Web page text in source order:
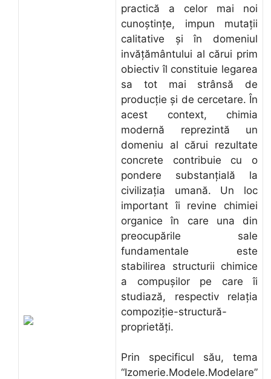
practică a celor mai noi
cunoştinţe, impun mutaţii
calitative şi în domeniul
invăţământului al cărui prim
obiectiv îl constituie legarea
sa tot mai strânsă de
producţie şi de cercetare. În
acest context, chimia
modernă reprezintă un
domeniu al cărui rezultate
concrete contribuie cu o
pondere substanţială la
civilizaţia umană. Un loc
important îi revine chimiei
organice în care una din
preocupările sale
fundamentale este
stabilirea structurii chimice
a compuşilor pe care îi
studiază, respectiv relaţia
compoziţie-structură-
proprietăţi.
Prin specificul său, tema
“Izomerie.Modele.Modelare”